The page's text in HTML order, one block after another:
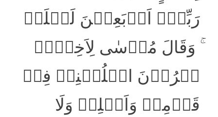
رَبِّہٖۤ اَرۡبَعِیۡنَ لَیۡلَۃً
ۚ وَقَالَ مُوۡسٰی لِاَخِیۡہِ
ہٰرُوۡنَ اخۡلُفۡنِیۡ فِیۡ
قَوۡمِیۡ وَاَصۡلِحۡ وَلَا